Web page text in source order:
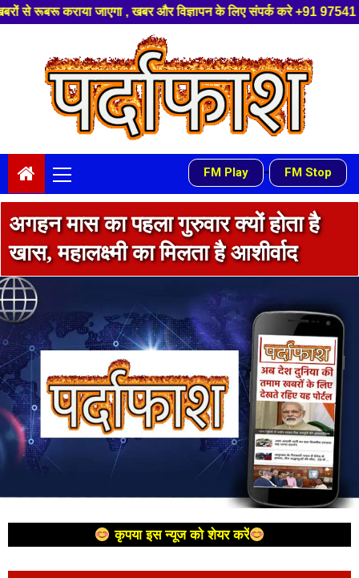
के लिए संपर्क करे +91 97541 60816 ,हमारे यूट्यूब चैनल को
content
Menu
FM Play - FM Stop
अगहन मास का पहला गुरुवार क्यों होता है
खास, महालक्ष्मी का मिलता है आशीर्वाद
कृपया इस न्यूज को शेयर करें